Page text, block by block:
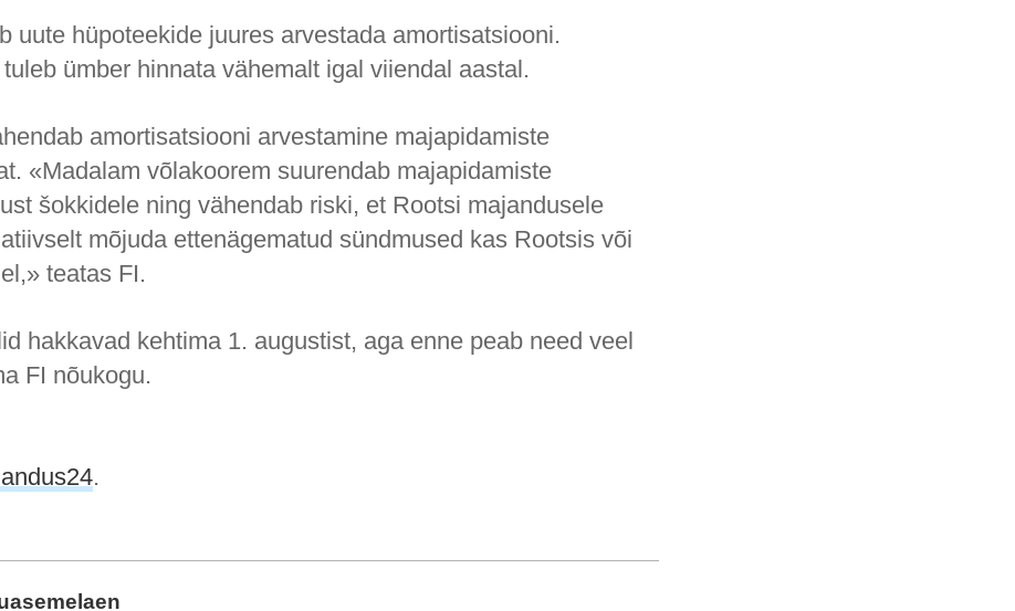
uute hüpoteekide juures arvestada amortisatsiooni.
ümber hinnata vähemalt igal viiendal aastal.
amortisatsiooni arvestamine majapidamiste
«Madalam võlakoorem suurendab majapidamiste
šokkidele ning vähendab riski, et Rootsi majandusele
mõjuda ettenägematud sündmused kas Rootsis või
teatas FI.
hakkavad kehtima 1. augustist, aga enne peab need veel
FI nõukogu.
.